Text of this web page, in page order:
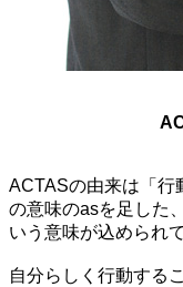
ACTASの由来は「行
の意味のasを足した
いう意味が込められ
自分らしく行動する